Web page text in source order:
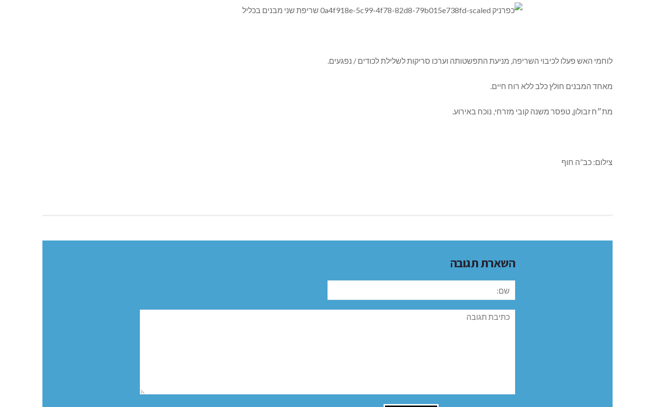
לוחמי האש פעלו לכיבוי השריפה, מניעת התפשטותה וערכו סריקות לשלילת לכודים / נפגעים.
מאחד המבנים חולץ כלב ללא רוח חיים.
מת״ח זבולון, טפסר משנה קובי מזרחי, נוכח באירוע.
צילום: כב”ה חוף
השארת תגובה
תגובה